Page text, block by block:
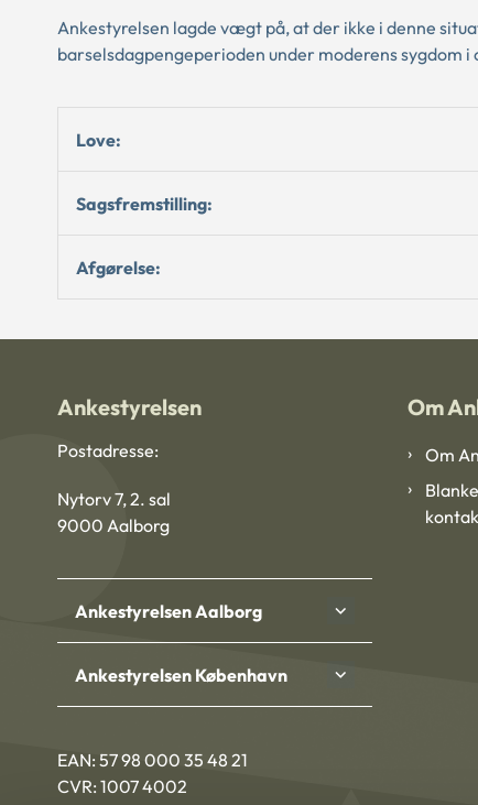
Ankestyrelsen lagde vægt på, at der ikke i denne
barselsdagpengeperioden under moderens sygdom
Love:
Sagsfremstilling:
Afgørelse:
Ankestyrelsen
Postadresse:
Nytorv 7, 2. sal
9000 Aalborg
Ankestyrelsen Aalborg
Ankestyrelsen København
EAN: 57 98 000 35 48 21
CVR: 1007 4002
Om
Om